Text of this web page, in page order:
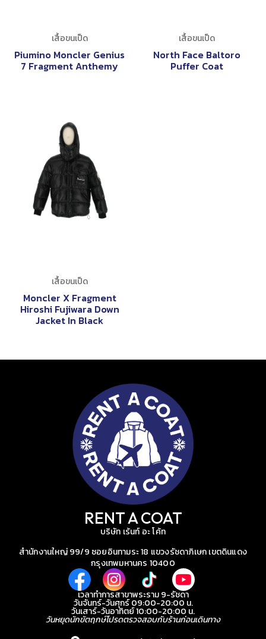
เสื้อขนเป็ด
Piumino Moncler Genius
7 Fragment Anthemy
เสื้อขนเป็ด
North Face Baltoro
Puffer Coat
เสื้อขนเป็ด
Moncler X Fragment
Hiroshi Fujiwara Down
Jacket In Black
RENT A COAT
บริษัท เร้นท์ อะ โค้ท
สำนักงานใหญ่ 99/9 ซอยอินทามระ 18 แขวงรัชดาภิเษก เขตดินแดง
กรุงเทพมหานคร 10400
เวลาทำการสาขาพระราม 9-รัชดา
วันจันทร์-วันศุกร์ 09:00-20:00 น.
วันเสาร์-วันอาทิตย์ 10:00-20:00 น.
วันหยุดนักขัตฤกษ์โปรดตรวจสอบกับร้านก่อนเดินทาง